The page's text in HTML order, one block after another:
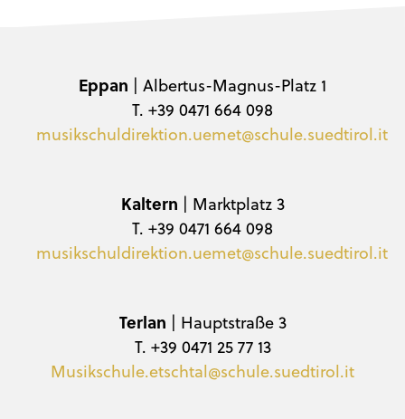
Eppan | Albertus-Magnus-Platz 1
T. +39 0471 664 098
musikschuldirektion.uemet@schule.suedtirol.it
Kaltern | Marktplatz 3
T. +39 0471 664 098
musikschuldirektion.uemet@schule.suedtirol.it
Terlan | Hauptstraße 3
T. +39 0471 25 77 13
Musikschule.etschtal@schule.suedtirol.it